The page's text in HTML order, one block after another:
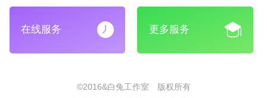
在线服务 更多服务
©2016&白兔工作室 版权所有